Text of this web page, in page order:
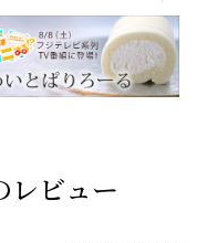
レビュー